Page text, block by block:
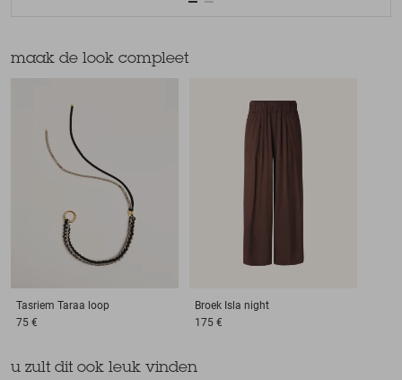
maak de look compleet
Tasriem Taraa loop
75 €
Broek Isla night
175 €
u zult dit ook leuk vinden